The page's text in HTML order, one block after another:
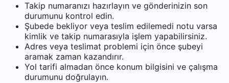
Takip numaranızı hazırlayın ve gönderinizin son
durumunu kontrol edin.
Şubede bekliyor veya teslim edilemedi notu varsa
kimlik ve takip numarasıyla işlem yapabilirsiniz.
Adres veya teslimat problemi için önce şubeyi
aramak zaman kazandırır.
Yol tarifi almadan önce konum bilgisini ve çalışma
durumunu doğrulayın.